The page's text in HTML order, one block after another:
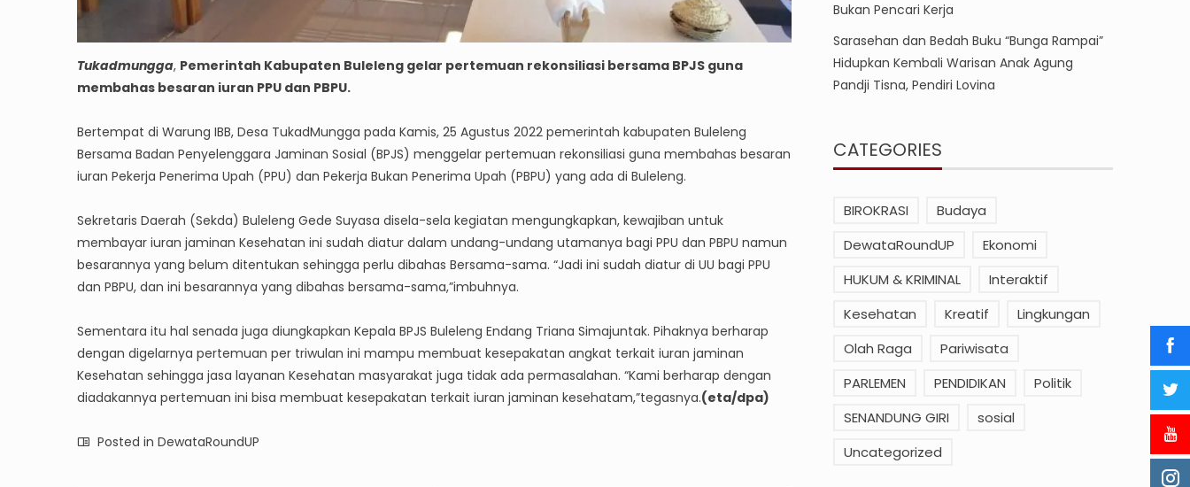
Tukadmungga, Pemerintah Kabupaten Buleleng gelar pertemuan rekonsiliasi bersama BPJS guna
membahas besaran iuran PPU dan PBPU.
Bertempat di Warung IBB, Desa TukadMungga pada Kamis, 25 Agustus 2022 pemerintah kabupaten Buleleng
Bersama Badan Penyelenggara Jaminan Sosial (BPJS) menggelar pertemuan rekonsiliasi guna membahas besaran
iuran Pekerja Penerima Upah (PPU) dan Pekerja Bukan Penerima Upah (PBPU) yang ada di Buleleng.
Sekretaris Daerah (Sekda) Buleleng Gede Suyasa disela-sela kegiatan mengungkapkan, kewajiban untuk
membayar iuran jaminan Kesehatan ini sudah diatur dalam undang-undang utamanya bagi PPU dan PBPU namun
besarannya yang belum ditentukan sehingga perlu dibahas Bersama-sama. “Jadi ini sudah diatur di UU bagi PPU
dan PBPU, dan ini besarannya yang dibahas bersama-sama,”imbuhnya.
Sementara itu hal senada juga diungkapkan Kepala BPJS Buleleng Endang Triana Simajuntak. Pihaknya berharap
dengan digelarnya pertemuan per triwulan ini mampu membuat kesepakatan angkat terkait iuran jaminan
Kesehatan sehingga jasa layanan Kesehatan masyarakat juga tidak ada permasalahan. “Kami berharap dengan
diadakannya pertemuan ini bisa membuat kesepakatan terkait iuran jaminan kesehatam,”tegasnya.(eta/dpa)
Posted in DewataRoundUP
Bukan Pencari Kerja
Sarasehan dan Bedah Buku “Bunga Rampai”
Hidupkan Kembali Warisan Anak Agung
Pandji Tisna, Pendiri Lovina
CATEGORIES
BIROKRASI
Budaya
DewataRoundUP
Ekonomi
HUKUM & KRIMINAL
Interaktif
Kesehatan
Kreatif
Lingkungan
Olah Raga
Pariwisata
PARLEMEN
PENDIDIKAN
Politik
SENANDUNG GIRI
sosial
Uncategorized